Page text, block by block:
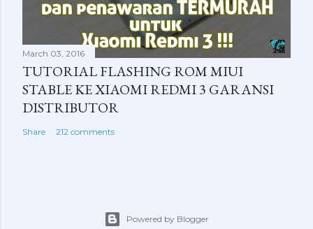
March 03, 2016
TUTORIAL FLASHING ROM MIUI
STABLE KE XIAOMI REDMI 3 GARANSI
DISTRIBUTOR
Share 212 comments
Powered by Blogger